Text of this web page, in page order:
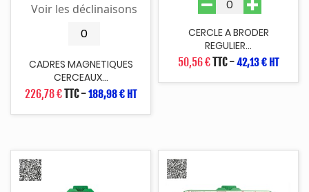
Voir les déclinaisons
CADRES MAGNETIQUES
CERCEAUX...
226,78 €TTC-188,98 € HT
CERCLE A BRODER
REGULIER...
50,56 €TTC-42,13 € HT